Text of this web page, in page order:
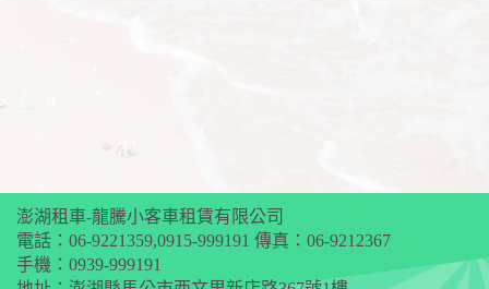
澎湖租車-龍騰小客車租賃有限公司
電話： 06-9221359,0915-999191 傳真：06-9212367
手機： 0939-999191